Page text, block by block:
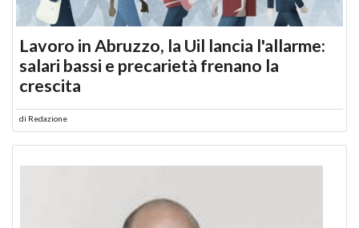
Lavoro in Abruzzo, la Uil lancia l'allarme:
salari bassi e precarietà frenano la
crescita
di Redazione